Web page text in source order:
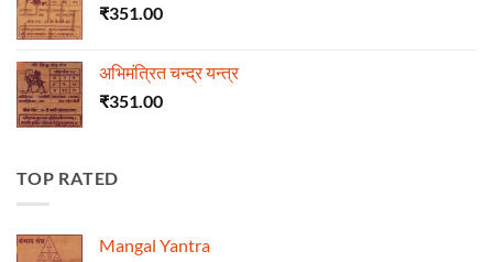
₹351.00
अभिमंत्रित चन्द्र यन्त्र
₹351.00
TOP RATED
Mangal Yantra